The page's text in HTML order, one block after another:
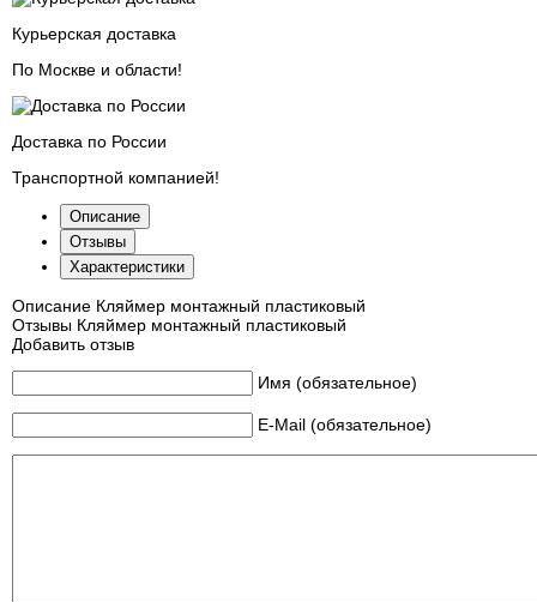
Курьерская доставка
По Москве и области!
Доставка по России
Транспортной компанией!
Описание
Отзывы
Характеристики
Описание Кляймер монтажный пластиковый
Отзывы Кляймер монтажный пластиковый
Добавить отзыв
Имя (обязательное)
E-Mail (обязательное)